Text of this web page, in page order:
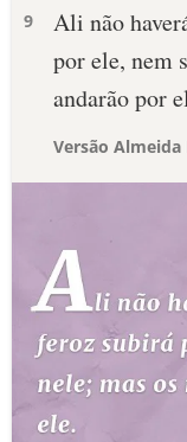
9
Ali não
por ele, nem
andarão por
Versão Almeida